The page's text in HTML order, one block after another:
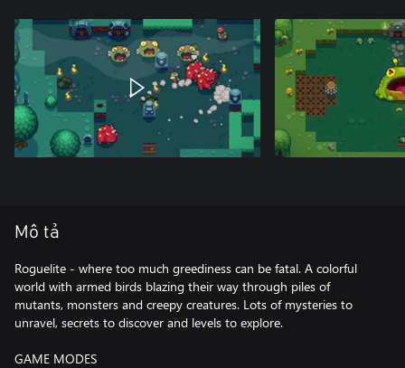
Mô tả
Roguelite - where too much greediness can be fatal. A colorful
world with armed birds blazing their way through piles of
mutants, monsters and creepy creatures. Lots of mysteries to
unravel, secrets to discover and levels to explore.
GAME MODES